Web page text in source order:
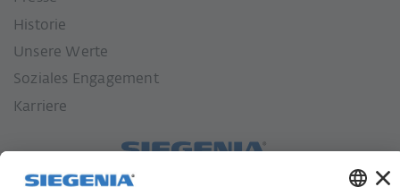
Historie
Unsere Werte
Soziales Engagement
Karriere